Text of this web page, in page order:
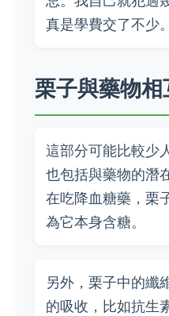
真是學費交了不少。
栗子與藥物
這部分可能比較少
也包括與藥物的潛
在吃降血糖藥，栗
為它本身含糖。
另外，栗子中的纖
的吸收，比如抗生